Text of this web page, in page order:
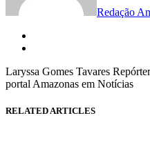
Redação
Laryssa Gomes Tavares
portal Amazonas em Notícias
RELATED ARTICLES